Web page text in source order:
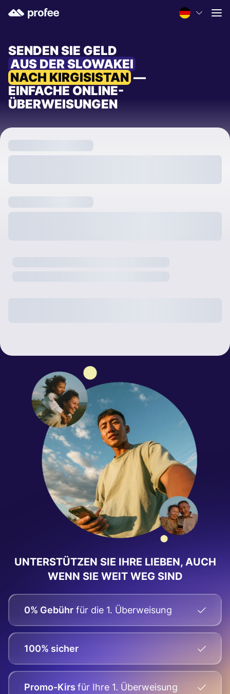
SENDEN SIE GELD
AUS DER SLOWAKEI
NACH KIRGISISTAN —
EINFACHE ONLINE-
ÜBERWEISUNGEN
UNTERSTÜTZEN SIE IHRE LIEBEN, AUCH
WENN SIE WEIT WEG SIND
0% Gebühr für die 1. Überweisung
100% sicher
Promo-Kirs für Ihre 1. Überweisung